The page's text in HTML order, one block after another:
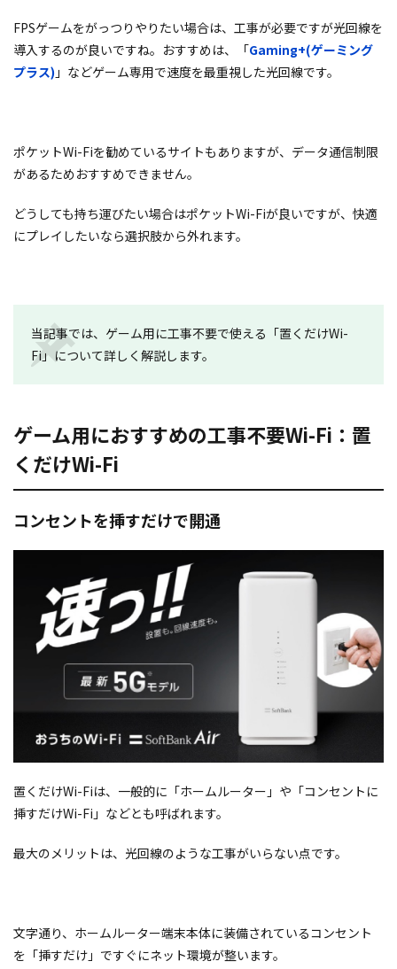
FPSゲームをがっつりやりたい場合は、工事が必要ですが光回線を
導入するのが良いですね。おすすめは、「Gaming+(ゲーミング
プラス) 」などゲーム専用で速度を最重視した光回線です。
ポケットWi-Fiを勧めているサイトもありますが、データ通信制限
があるためおすすめできません。
どうしても持ち運びたい場合はポケットWi-Fiが良いですが、快適
にプレイしたいなら選択肢から外れます。
当記事では、ゲーム用に工事不要で使える「置くだけWi-
Fi」について詳しく解説します。
ゲーム用におすすめの工事不要Wi-Fi：置
くだけWi-Fi
コンセントを挿すだけで開通
置くだけWi-Fiは、一般的に「ホームルーター」や「コンセントに
挿すだけWi-Fi」などとも呼ばれます。
最大のメリットは、光回線のような工事がいらない点です。
文字通り、ホームルーター端末本体に装備されているコンセント
を「挿すだけ」ですぐにネット環境が整います。